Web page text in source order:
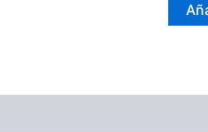
Majesté